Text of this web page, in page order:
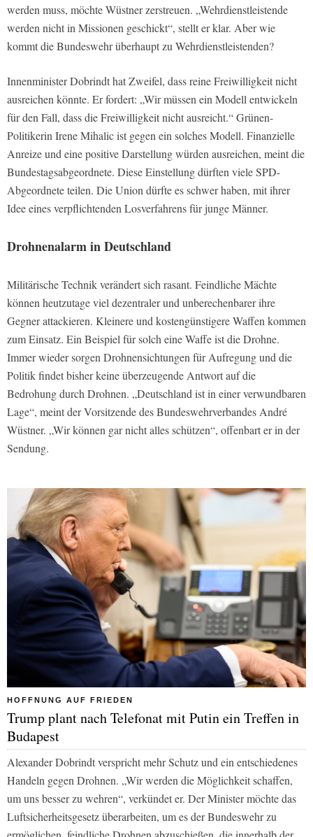
werden muss, möchte Wüstner zerstreuen. „Wehrdienstleistende
werden nicht in Missionen geschickt“, stellt er klar. Aber wie
kommt die Bundeswehr überhaupt zu Wehrdienstleistenden?
Innenminister Dobrindt hat Zweifel, dass reine Freiwilligkeit nicht
ausreichen könnte. Er fordert: „Wir müssen ein Modell entwickeln
für den Fall, dass die Freiwilligkeit nicht ausreicht.“ Grünen-
Politikerin Irene Mihalic ist gegen ein solches Modell. Finanzielle
Anreize und eine positive Darstellung würden ausreichen, meint die
Bundestagsabgeordnete. Diese Einstellung dürften viele SPD-
Abgeordnete teilen. Die Union dürfte es schwer haben, mit ihrer
Idee eines verpflichtenden Losverfahrens für junge Männer.
Drohnenalarm in Deutschland
Militärische Technik verändert sich rasant. Feindliche Mächte
können heutzutage viel dezentraler und unberechenbarer ihre
Gegner attackieren. Kleinere und kostengünstigere Waffen kommen
zum Einsatz. Ein Beispiel für solch eine Waffe ist die Drohne.
Immer wieder sorgen Drohnensichtungen für Aufregung und die
Politik findet bisher keine überzeugende Antwort auf die
Bedrohung durch Drohnen. „Deutschland ist in einer verwundbaren
Lage“, meint der Vorsitzende des Bundeswehrverbandes André
Wüstner. „Wir können gar nicht alles schützen“, offenbart er in der
Sendung.
HOFFNUNG AUF FRIEDEN
Trump plant nach Telefonat mit Putin ein Treffen in
Budapest
Alexander Dobrindt verspricht mehr Schutz und ein entschiedenes
Handeln gegen Drohnen. „Wir werden die Möglichkeit schaffen,
um uns besser zu wehren“, verkündet er. Der Minister möchte das
Luftsicherheitsgesetz überarbeiten, um es der Bundeswehr zu